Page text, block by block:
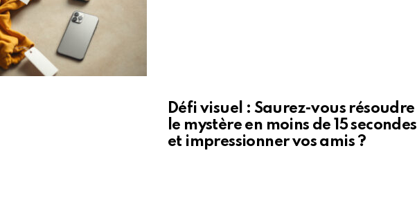
Défi visuel : Saurez-vous résoudre
le mystère en moins de 15 secondes
et impressionner vos amis ?